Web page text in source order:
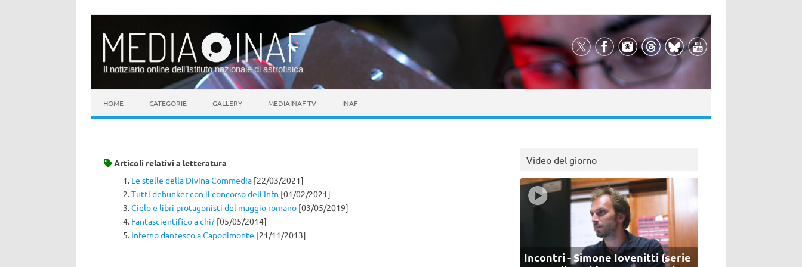
Il notiziario online dell’Istituto nazionale di astrofisica
HOME CATEGORIE GALLERY MEDIAINAF TV INAF
Articoli relativi a letteratura
Le stelle della Divina Commedia[22/03/2021]
Tutti debunker con il concorso dell’Infn [01/02/2021]
Cielo e libri protagonisti del maggio romano[03/05/2019]
Fantascientifico a chi?[05/05/2014]
Inferno dantesco a Capodimonte [21/11/2013]
Video del giorno
Incontri - Simone Iovenitti (serie